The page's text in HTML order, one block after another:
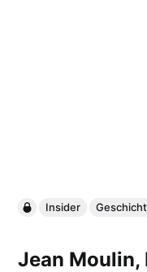
Insider
Jean Moulin,